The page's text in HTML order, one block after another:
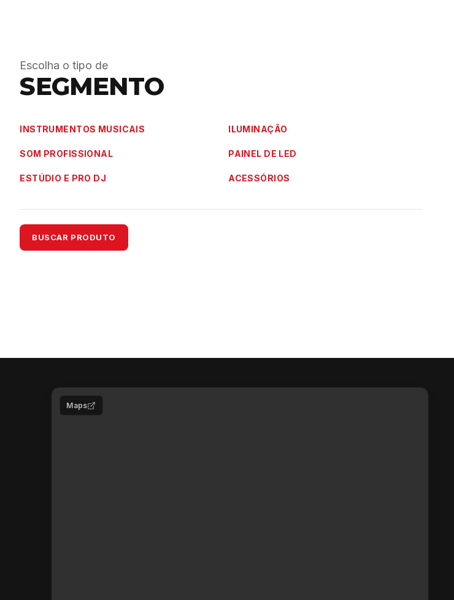
Escolha o tipo de
SEGMENTO
INSTRUMENTOS MUSICAIS ILUMINAÇÃO
SOM PROFISSIONAL PAINEL DE LED
ESTÚDIO E PRO DJ ACESSÓRIOS
BUSCAR PRODUTO
Maps